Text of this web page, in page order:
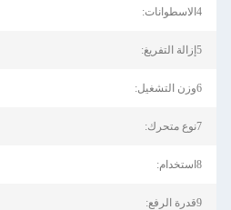
4الاسطوانات:
5إزالة التفريغ:
6وزن التشغيل:
7نوع متحرك:
8استخدام:
9قدرة الرفع: